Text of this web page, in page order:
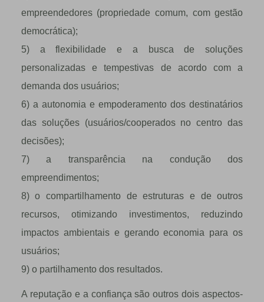
empreendedores (propriedade comum, com gestão
democrática);
5) a flexibilidade e a busca de soluções
personalizadas e tempestivas de acordo com a
demanda dos usuários;
6) a autonomia e empoderamento dos destinatários
das soluções (usuários/cooperados no centro das
decisões);
7) a transparência na condução dos
empreendimentos;
8) o compartilhamento de estruturas e de outros
recursos, otimizando investimentos, reduzindo
impactos ambientais e gerando economia para os
usuários;
9) o partilhamento dos resultados.
A reputação e a confiança são outros dois aspectos-